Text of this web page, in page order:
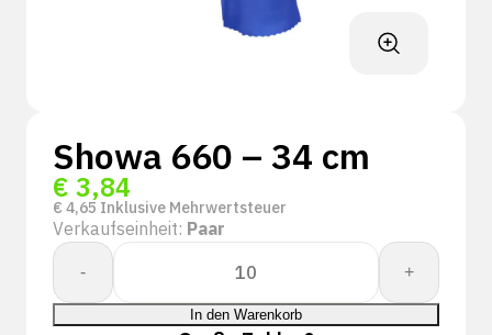
Showa 660 – 34 cm
€ 3,84
€ 4,65 Inklusive Mehrwertsteuer
Verkaufseinheit: Paar
-
Showa
660
-
+
In den Warenkorb